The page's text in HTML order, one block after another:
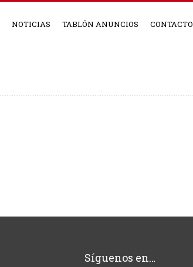
NOTICIAS TABLÓN ANUNCIOS CONTACTO
Síguenos en…